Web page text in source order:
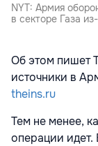
NYT: Армия
в секторе Газа
Об этом пишет
источники в
theins.ru
Тем не менее,
операции идет.